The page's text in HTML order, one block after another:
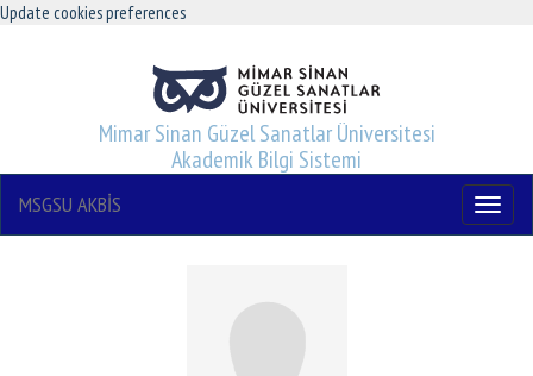
Update cookies preferences
Mimar Sinan Güzel Sanatlar Üniversitesi
Akademik Bilgi Sistemi
Menu
MSGSU AKBİS